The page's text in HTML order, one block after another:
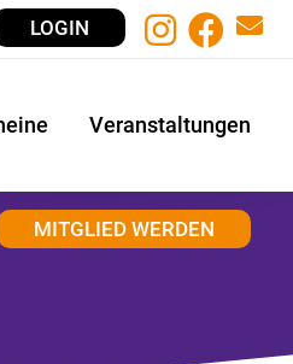
LOGIN
Veranstaltungen
MITGLIED WERDEN